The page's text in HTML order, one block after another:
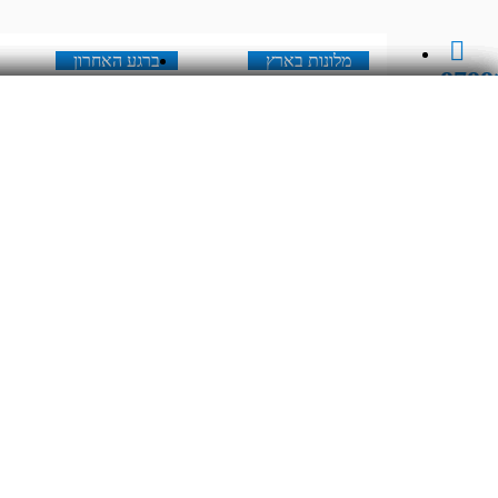
ברגע האחרון מלונות בארץ